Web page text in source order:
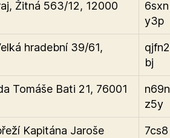
Žitná 563/12, 12000
6sxn
y3p
hradební 39/61,
qjfn2
bj
Tomáše Bati 21, 76001
n69n
z5y
Kapitána Jaroše
7cs8